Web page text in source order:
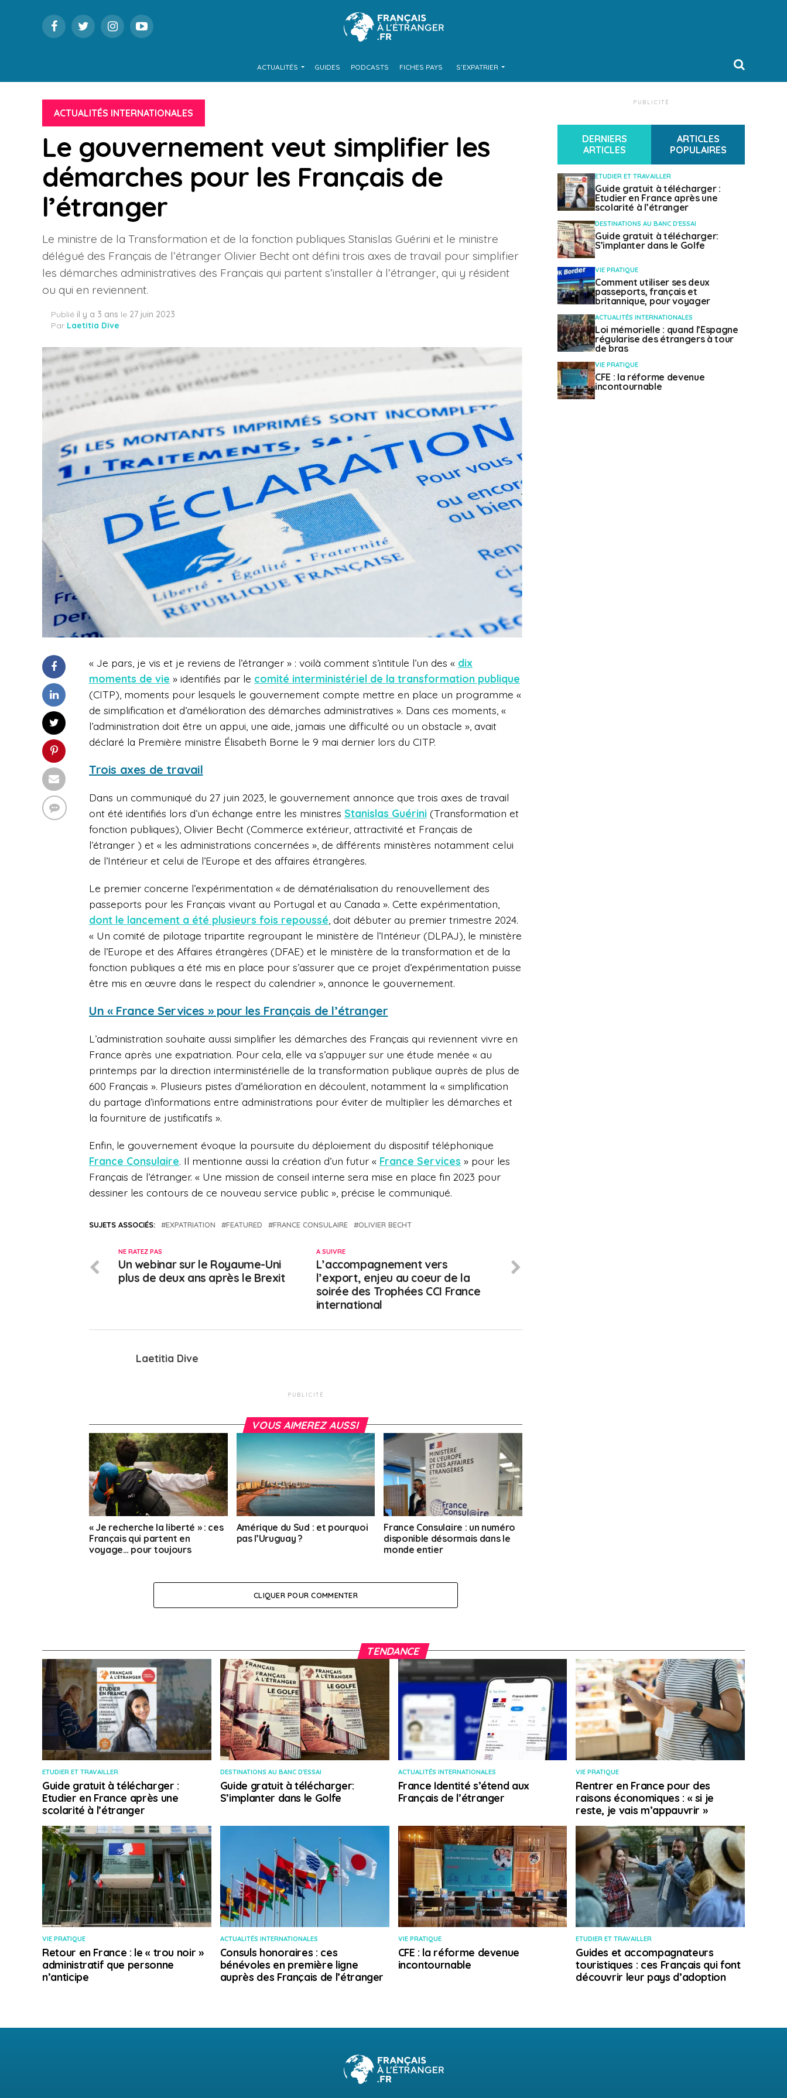
ACTUALITÉS GUIDES PODCASTS FICHES PAYS S’EXPATRIER
ACTUALITÉS INTERNATIONALES
Le gouvernement veut simplifier les
démarches pour les Français de
l’étranger
Le ministre de la Transformation et de la fonction publiques Stanislas Guérini et le ministre
délégué des Français de l’étranger Olivier Becht ont défini trois axes de travail pour simplifier
les démarches administratives des Français qui partent s’installer à l’étranger, qui y résident
ou qui en reviennent.
Publié il y a 3 ans le 27 juin 2023
Par Laetitia Dive
« Je pars, je vis et je reviens de l’étranger » : voilà comment s’intitule l’un des « dix
moments de vie » identifiés par le comité interministériel de la transformation publique
(CITP), moments pour lesquels le gouvernement compte mettre en place un programme «
de simplification et d’amélioration des démarches administratives ». Dans ces moments, «
l’administration doit être un appui, une aide, jamais une difficulté ou un obstacle », avait
déclaré la Première ministre Élisabeth Borne le 9 mai dernier lors du CITP.
Trois axes de travail
Dans un communiqué du 27 juin 2023, le gouvernement annonce que trois axes de travail
ont été identifiés lors d’un échange entre les ministres Stanislas Guérini (Transformation et
fonction publiques), Olivier Becht (Commerce extérieur, attractivité et Français de
l’étranger ) et « les administrations concernées », de différents ministères notamment celui
de l’Intérieur et celui de l’Europe et des affaires étrangères.
Le premier concerne l’expérimentation « de dématérialisation du renouvellement des
passeports pour les Français vivant au Portugal et au Canada ». Cette expérimentation,
dont le lancement a été plusieurs fois repoussé , doit débuter au premier trimestre 2024.
« Un comité de pilotage tripartite regroupant le ministère de l’Intérieur (DLPAJ), le ministère
de l’Europe et des Affaires étrangères (DFAE) et le ministère de la transformation et de la
fonction publiques a été mis en place pour s’assurer que ce projet d’expérimentation puisse
être mis en œuvre dans le respect du calendrier », annonce le gouvernement.
Un « France Services » pour les Français de l’étranger
L’administration souhaite aussi simplifier les démarches des Français qui reviennent vivre en
France après une expatriation. Pour cela, elle va s’appuyer sur une étude menée « au
printemps par la direction interministérielle de la transformation publique auprès de plus de
600 Français ». Plusieurs pistes d’amélioration en découlent, notamment la « simplification
du partage d’informations entre administrations pour éviter de multiplier les démarches et
la fourniture de justificatifs ».
Enfin, le gouvernement évoque la poursuite du déploiement du dispositif téléphonique
France Consulaire. Il mentionne aussi la création d’un futur « France Services » pour les
Français de l’étranger. « Une mission de conseil interne sera mise en place fin 2023 pour
dessiner les contours de ce nouveau service public », précise le communiqué.
SUJETS ASSOCIÉS: EXPATRIATION FEATURED FRANCE CONSULAIRE OLIVIER BECHT
A SUIVRE
L’accompagnement vers
l’export, enjeu au coeur de la
soirée des Trophées CCI France
international
NE RATEZ PAS
Un webinar sur le Royaume-Uni
plus de deux ans après le Brexit
Laetitia Dive
PUBLICITÉ
VOUS AIMEREZ AUSSI
« Je recherche la liberté » : ces
Français qui partent en
voyage… pour toujours
Amérique du Sud : et pourquoi
pas l’Uruguay ?
France Consulaire : un numéro
disponible désormais dans le
monde entier
CLIQUER POUR COMMENTER
PUBLICITÉ
DERNIERS
ARTICLES
ARTICLES
POPULAIRES
ETUDIER ET TRAVAILLER
Guide gratuit à télécharger :
Etudier en France après une
scolarité à l’étranger
DESTINATIONS AU BANC D'ESSAI
Guide gratuit à télécharger:
S’implanter dans le Golfe
VIE PRATIQUE
Comment utiliser ses deux
passeports, français et
britannique, pour voyager
ACTUALITÉS INTERNATIONALES
Loi mémorielle : quand l’Espagne
régularise des étrangers à tour
de bras
VIE PRATIQUE
CFE : la réforme devenue
incontournable
TENDANCE
ETUDIER ET TRAVAILLER
Guide gratuit à télécharger :
Etudier en France après une
scolarité à l’étranger
DESTINATIONS AU BANC D'ESSAI
Guide gratuit à télécharger:
S’implanter dans le Golfe
ACTUALITÉS INTERNATIONALES
France Identité s’étend aux
Français de l’étranger
VIE PRATIQUE
Rentrer en France pour des
raisons économiques : « si je
reste, je vais m’appauvrir »
VIE PRATIQUE
Retour en France : le « trou noir »
administratif que personne
n’anticipe
ACTUALITÉS INTERNATIONALES
Consuls honoraires : ces
bénévoles en première ligne
auprès des Français de l’étranger
VIE PRATIQUE
CFE : la réforme devenue
incontournable
ETUDIER ET TRAVAILLER
Guides et accompagnateurs
touristiques : ces Français qui font
découvrir leur pays d’adoption